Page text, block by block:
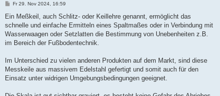
B
i
r
a
Fr 29. Nov 2024, 16:59
Ein Meßkeil, auch Schlitz- oder Keillehre genannt, ermöglicht das
schnelle und einfache Ermitteln eines Spaltmaßes oder in Verbindung mit
Wasserwaagen oder Setzlatten die Bestimmung von Unebenheiten z.B.
im Bereich der Fußbodentechnik.
Im Unterschied zu vielen anderen Produkten auf dem Markt, sind diese
Messkeile aus massivem Edelstahl gefertigt und somit auch für den
Einsatz unter widrigen Umgebungsbedingungen geeignet.